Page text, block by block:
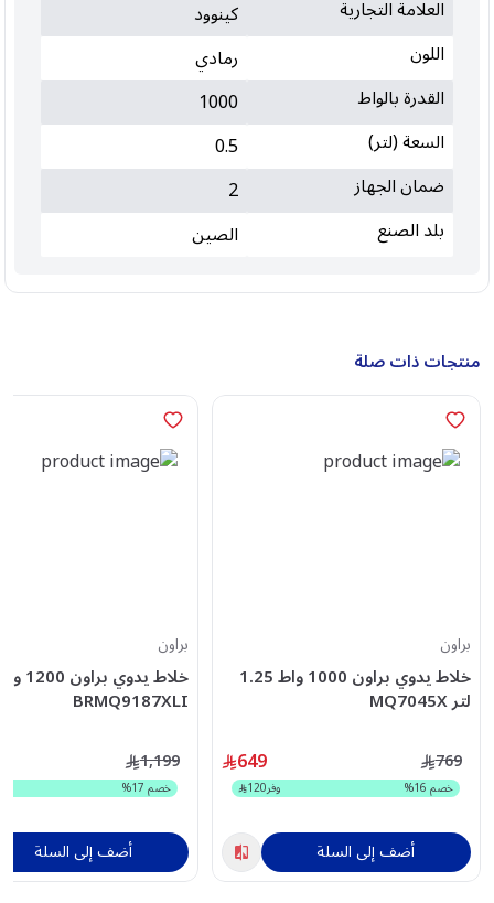
العلامة التجارية
كينوود
اللون
رمادي
القدرة بالواط
1000
السعة (لتر)
0.5
ضمان الجهاز
2
بلد الصنع
الصين
منتجات ذات صلة
براون
خلاط يدوي براون 1000 واط 1.25
لتر MQ7045X
649 769
خصم16
% وفر120
أضف إلى السلة
براون
BRMQ9187XLI
1,199
خصم 17
%
أضف إلى السلة